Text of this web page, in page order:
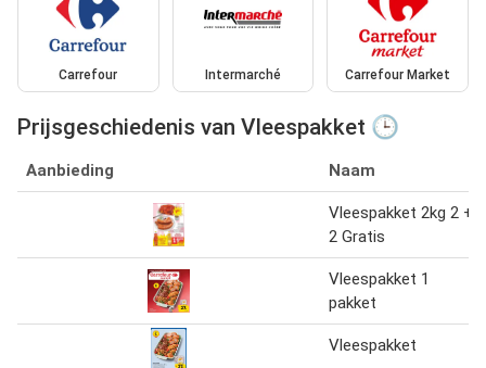
Carrefour Intermarché Carrefour Market
Prijsgeschiedenis van Vleespakket 🕒
Aanbieding Naam
Vleespakket 2kg 2 +
2 Gratis
Vleespakket 1
pakket
Vleespakket